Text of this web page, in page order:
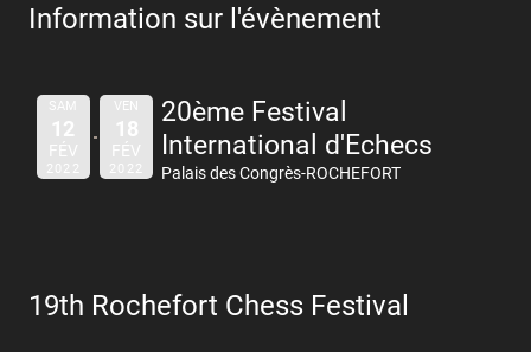
Information sur l'évènement
SAM
12
FÉV
2022
VEN
18
FÉV
2022
20ème Festival
International d'Echecs
Palais des Congrès-ROCHEFORT
19th Rochefort Chess Festival